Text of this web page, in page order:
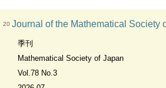
20 Journal of the Mathematical Society
季刊
Mathematical Society of Japan
Vol.78 No.3